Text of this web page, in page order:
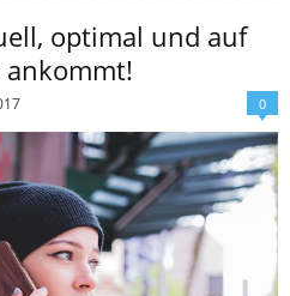
optimal und auf
ankommt!
0